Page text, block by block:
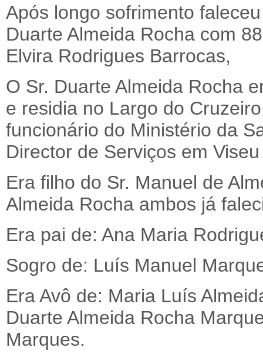
Após longo sofrimento
Duarte Almeida Rocha com
Elvira Rodrigues Barrocas,
O Sr. Duarte Almeida Rocha
e residia no Largo do
funcionário do Ministério da
Director de Serviços em
Era filho do Sr. Manuel de
Almeida Rocha ambos já
Era pai de: Ana Maria
Sogro de: Luís Manuel
Era Avô de: Maria Luís
Duarte Almeida Rocha
Marques.